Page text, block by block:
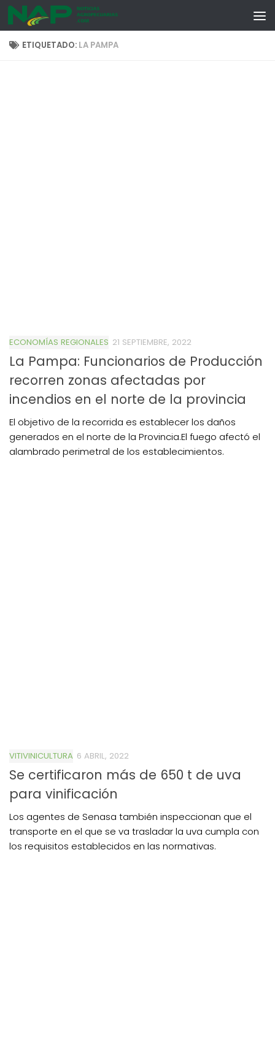
Skip to content
ETIQUETADO: LA PAMPA
ECONOMÍAS REGIONALES 21 SEPTIEMBRE, 2022
La Pampa: Funcionarios de Producción
recorren zonas afectadas por
incendios en el norte de la provincia
El objetivo de la recorrida es establecer los daños
generados en el norte de la Provincia.El fuego afectó el
alambrado perimetral de los establecimientos.
VITIVINICULTURA 6 ABRIL, 2022
Se certificaron más de 650 t de uva
para vinificación
Los agentes de Senasa también inspeccionan que el
transporte en el que se va trasladar la uva cumpla con
los requisitos establecidos en las normativas.